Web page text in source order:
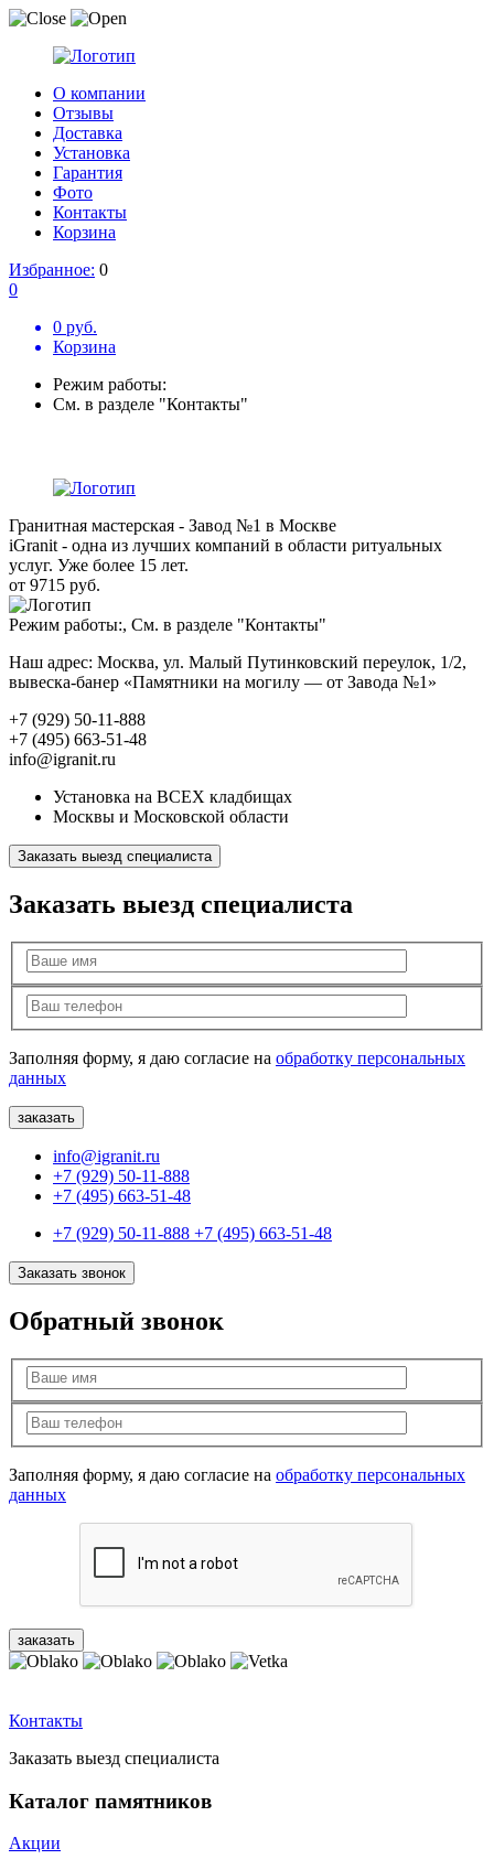
О компании
Отзывы
Доставка
Установка
Гарантия
Фото
Контакты
Корзина
Избранное: 0
0
0 руб.
Корзина
Режим работы:
См. в разделе "Контакты"
Гранитная мастерская - Завод №1 в Москве
iGranit - одна из лучших компаний в области ритуальных
услуг. Уже более 15 лет.
от 9715 руб.
Режим работы:, См. в разделе "Контакты"
Наш адрес: Москва, ул. Малый Путинковский переулок, 1/2,
вывеска-банер «Памятники на могилу — от Завода №1»
+7 (929) 50-11-888
+7 (495) 663-51-48
info@igranit.ru
Установка на ВСЕХ кладбищах
Москвы и Московской области
Заказать выезд специалиста
Заказать выезд специалиста
Заполняя форму, я даю согласие на обработку персональных
данных
info@igranit.ru
+7 (929) 50-11-888
+7 (495) 663-51-48
+7 (929) 50-11-888 +7 (495) 663-51-48
Заказать звонок
Обратный звонок
Заполняя форму, я даю согласие на обработку персональных
данных
Контакты
Заказать выезд специалиста
Каталог памятников
Акции